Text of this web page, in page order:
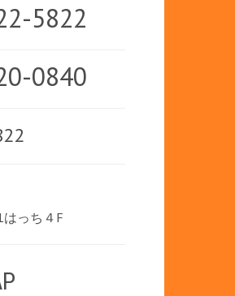
5822
0840
っち４F